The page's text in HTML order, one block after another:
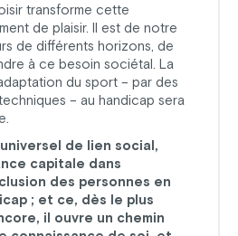
transforme cette
de plaisir. Il est de notre
de différents horizons, de
à ce besoin sociétal. La
du sport – par des
– au handicap sera
de lien social,
capitale dans
des personnes en
; et ce, dès le plus
il ouvre un chemin